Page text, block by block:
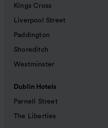
Kings Cross
Liverpool Street
Paddington
Shoreditch
Westminster
Dublin Hotels
Parnell Street
The Liberties